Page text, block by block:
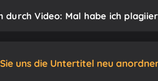
durch Video: Mal habe ich
uns die Untertitel neu